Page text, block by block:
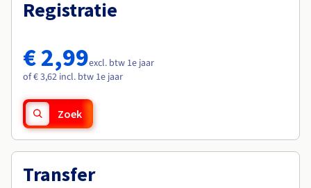
Tarieven
Roadmap & Changelog
Monitoring
Roadmap & Changelog
Roadmap & Changelog
Roadmap & Changelog
Roadmap & Changelog
Registratie
€ 2,99excl. btw 1e jaar
of € 3,62 incl. btw 1e jaar
Zoek
Transfer